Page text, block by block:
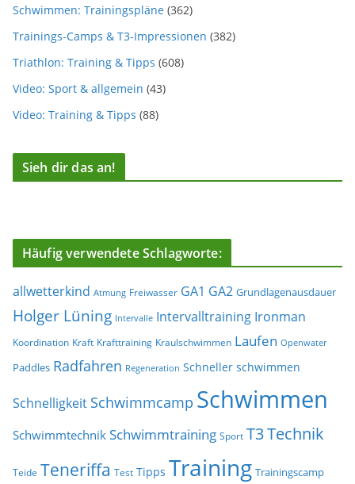
Schwimmen: Trainingspläne (362)
Trainings-Camps & T3-Impressionen (382)
Triathlon: Training & Tipps (608)
Video: Sport & allgemein (43)
Video: Training & Tipps (88)
Sieh dir das an!
Häufig verwendete Schlagworte:
allwetterkind Atmung Freiwasser GA1 GA2 Grundlagenausdauer
Holger Lüning Intervalle Intervalltraining Ironman
Koordination Kraft Krafttraining Kraulschwimmen Laufen Openwater
Paddles Radfahren Regeneration Schneller schwimmen
Schnelligkeit Schwimmcamp Schwimmen
Schwimmtechnik Schwimmtraining Sport T3Technik
Teide Teneriffa Test Tipps Training Trainingscamp